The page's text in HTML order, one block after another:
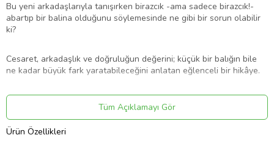
Bu yeni arkadaşlarıyla tanışırken birazcık -ama sadece birazcık!-
abartıp bir balina olduğunu söylemesinde ne gibi bir sorun olabilir
ki?
Cesaret, arkadaşlık ve doğruluğun değerini; küçük bir balığın bile
ne kadar büyük fark yaratabileceğini anlatan eğlenceli bir hikâye.
Ürün Adı: Minik Balina - Bol Balıklı Bir Hikaye
Tüm Açıklamayı Gör
Ürün Özellikleri